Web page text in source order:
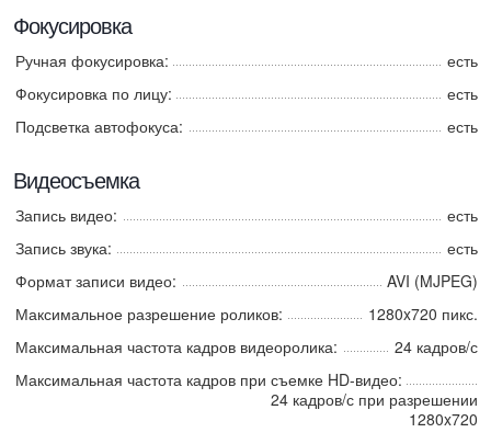
Фокусировка
Ручная фокусировка:
есть
Фокусировка по лицу:
есть
Подсветка автофокуса:
есть
Видеосъемка
Запись видео:
есть
Запись звука:
есть
Формат записи видео:
AVI (MJPEG)
Максимальное разрешение роликов:
1280x720 пикс.
Максимальная частота кадров видеоролика:
24 кадров/с
Максимальная частота кадров при съемке HD-видео:
24 кадров/с при разрешении
1280x720